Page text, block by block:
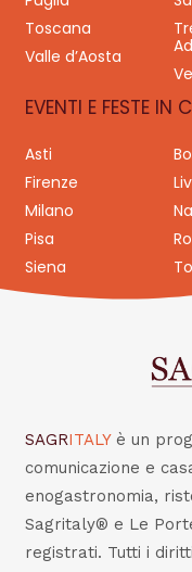
Toscana
Valle d’Aosta
EVENTI E FESTE IN
Asti
Firenze
Milano
Pisa
Siena
SAGRITALY è un
comunicazione e
enogastronomia,
Sagritaly® e Le
registrati. Tutti i